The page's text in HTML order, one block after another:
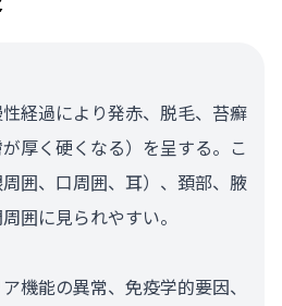
経過により発赤、脱毛、苔癬
厚く硬くなる）を呈する。こ
囲、口周囲、耳）、頚部、腋
囲に見られやすい。
機能の異常、免疫学的要因、